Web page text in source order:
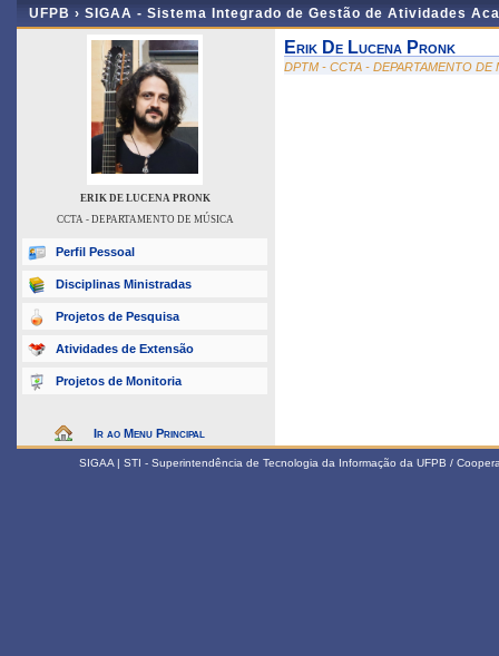
UFPB › SIGAA - Sistema Integrado de Gestão de Atividades
ERIK DE LUCENA PRONK
CCTA - DEPARTAMENTO DE MÚSICA
Perfil Pessoal
Disciplinas Ministradas
Projetos de Pesquisa
Atividades de Extensão
Projetos de Monitoria
Ir ao Menu Principal
Erik De Lucena Pronk
DPTM - CCTA - DEPARTAMENTO DE
SIGAA | STI - Superintendência de Tecnologia da Informação da UFPB /